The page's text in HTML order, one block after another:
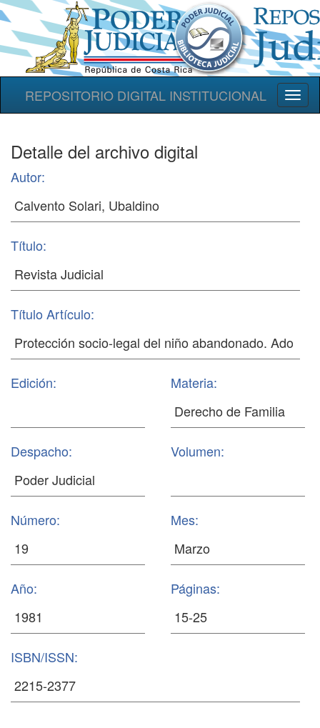
REPOSITORIO DIGITAL INSTITUCIONAL
Detalle del archivo digital
Autor:
Título:
Título Artículo:
Edición: Materia:
Despacho: Volumen:
Número: Mes:
Año: Páginas:
ISBN/ISSN: